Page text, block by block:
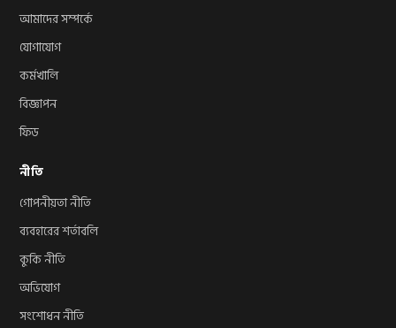
আমাদের সম্পর্কে
যোগাযোগ
কর্মখালি
বিজ্ঞাপন
ফিড
নীতি
গোপনীয়তা নীতি
ব্যবহারের শর্তাবলি
কুকি নীতি
অভিযোগ
সংশোধন নীতি